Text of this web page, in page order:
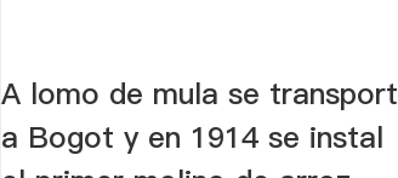
A lomo de mula se transport
a Bogot y en 1914 se instal